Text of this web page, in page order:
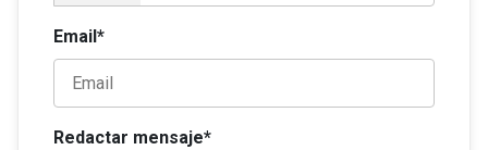
Email*
Redactar mensaje*